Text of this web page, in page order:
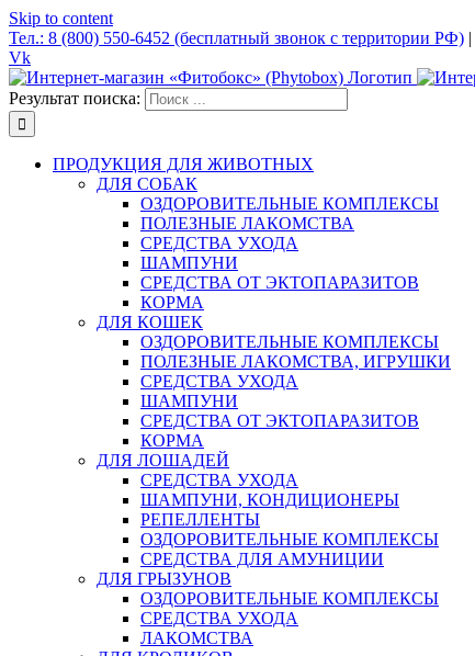
Skip to content
Тел.: 8 (800) 550-6452 (бесплатный звонок с территории РФ) |
Vk
Результат поиска:
ПРОДУКЦИЯ ДЛЯ ЖИВОТНЫХ
ДЛЯ СОБАК
ОЗДОРОВИТЕЛЬНЫЕ КОМПЛЕКСЫ
ПОЛЕЗНЫЕ ЛАКОМСТВА
СРЕДСТВА УХОДА
ШАМПУНИ
СРЕДСТВА ОТ ЭКТОПАРАЗИТОВ
КОРМА
ДЛЯ КОШЕК
ОЗДОРОВИТЕЛЬНЫЕ КОМПЛЕКСЫ
ПОЛЕЗНЫЕ ЛАКОМСТВА, ИГРУШКИ
СРЕДСТВА УХОДА
ШАМПУНИ
СРЕДСТВА ОТ ЭКТОПАРАЗИТОВ
КОРМА
ДЛЯ ЛОШАДЕЙ
СРЕДСТВА УХОДА
ШАМПУНИ, КОНДИЦИОНЕРЫ
РЕПЕЛЛЕНТЫ
ОЗДОРОВИТЕЛЬНЫЕ КОМПЛЕКСЫ
СРЕДСТВА ДЛЯ АМУНИЦИИ
ДЛЯ ГРЫЗУНОВ
ОЗДОРОВИТЕЛЬНЫЕ КОМПЛЕКСЫ
СРЕДСТВА УХОДА
ЛАКОМСТВА